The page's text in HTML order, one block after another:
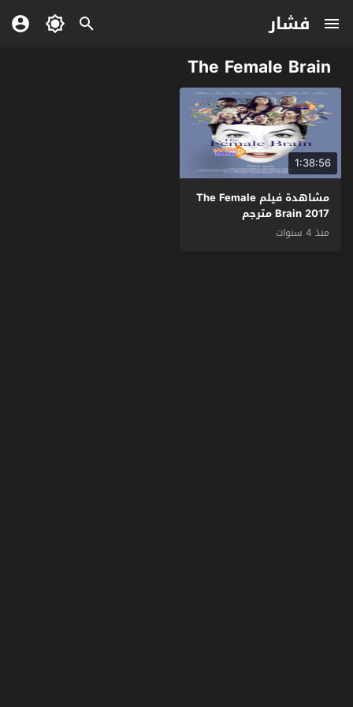
فشار
The Female Brain
1:38:56
مشاهدة فيلم The Female
Brain 2017 مترجم
منذ 4 سنوات